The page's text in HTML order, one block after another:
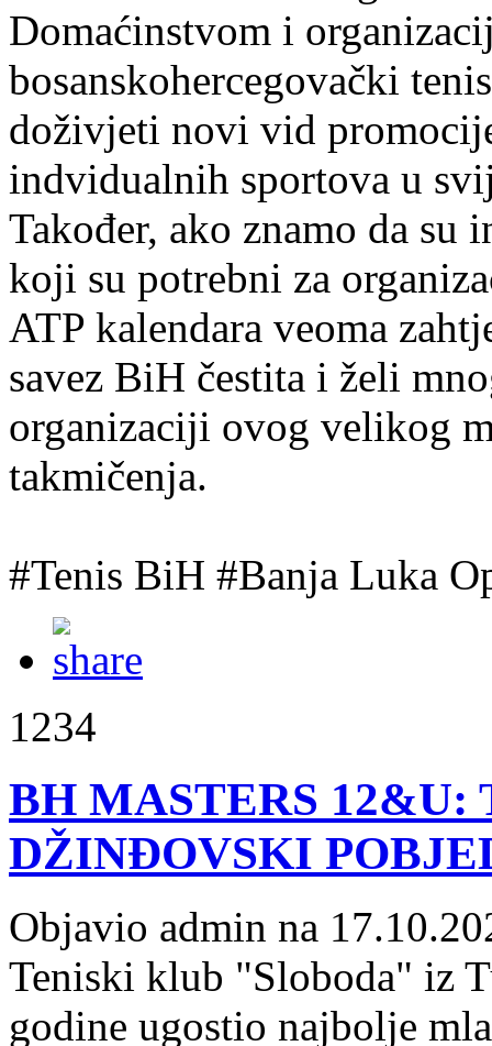
Domaćinstvom i
bosanskohercegovački
doživjeti novi vid
indvidualnih sportova u
Također, ako znamo da
koji su potrebni za
ATP kalendara veoma
savez BiH čestita i želi
organizaciji ovog velikog
takmičenja.
#Tenis BiH #Banja Luka
1234
BH MASTERS
DŽINĐOVSKI
Objavio admin na
Teniski klub "Sloboda" iz
godine ugostio najbolje